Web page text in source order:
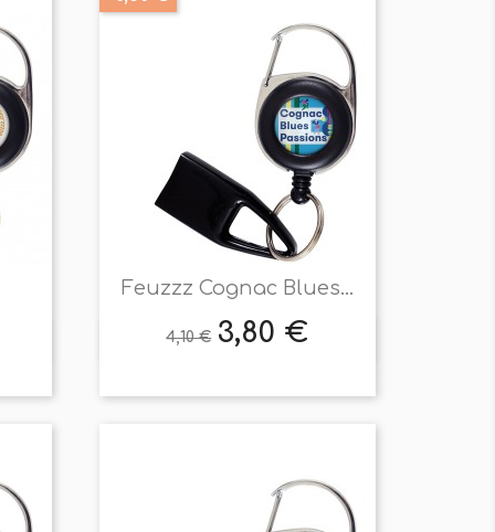
Feuzzz Cognac Blues...
Prix
de
4,10 € Prix
3,80 €
Aperçu rapide